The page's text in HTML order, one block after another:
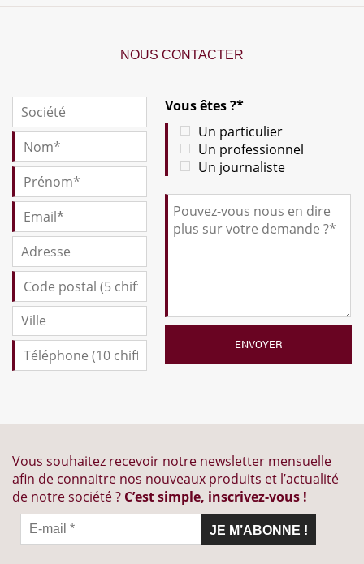
NOUS CONTACTER
Vous êtes ?*
Un particulier
Un professionnel
Un journaliste
Vous souhaitez recevoir notre newsletter mensuelle
afin de connaitre nos nouveaux produits et l’actualité
de notre société ? C’est simple, inscrivez-vous !